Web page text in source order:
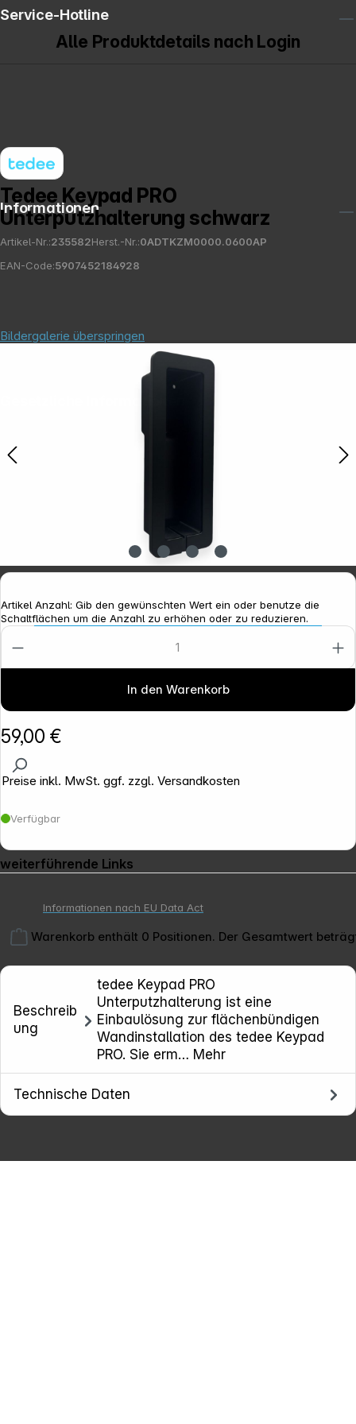
Warenkorb enthält 0 Positionen. Der Gesamtwert
Alle Produktdetails nach Login
Tedee Keypad PRO
Unterputzhalterung schwarz
Artikel-Nr.:235582Herst.-Nr.:0ADTKZM0000.0600AP
EAN-Code:5907452184928
Bildergalerie überspringen
59,00 €
Preise inkl. MwSt. ggf. zzgl. Versandkosten
Verfügbar
Artikel Anzahl: Gib den gewünschten Wert ein oder benutze die
Schaltflächen um die Anzahl zu erhöhen oder zu reduzieren.
In den Warenkorb
weiterführende Links
Informationen nach EU Data Act
Beschreib
ung
tedee Keypad PRO
Unterputzhalterung ist eine
Einbaulösung zur flächenbündigen
Wandinstallation des tedee Keypad
PRO. Sie erm… Mehr
Technische Daten
Service-Hotline
Informationen
Copyright © 2026 Smartlock- Alle Rechte vorbehalten.